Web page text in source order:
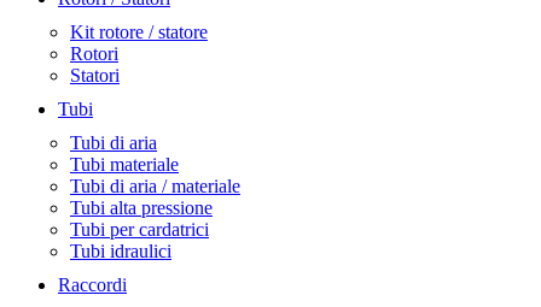
Kit rotore / statore
Rotori
Statori
Tubi
Tubi di aria
Tubi materiale
Tubi di aria / materiale
Tubi alta pressione
Tubi per cardatrici
Tubi idraulici
Raccordi